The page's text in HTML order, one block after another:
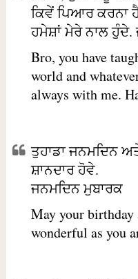
ਕਿਵੇਂ ਪਿਆਰ ਕਰਨਾ
ਹਮੇਸ਼ਾਂ ਮੇਰੇ ਨਾਲ
Bro, you have
world and
always with me.
ਤੁਹਾਡਾ ਜਨਮਦਿਨ
ਸ਼ਾਨਦਾਰ ਹੋਵੇ.
ਜਨਮਦਿਨ ਮੁਬਾਰਕ
May your birthday
wonderful as you